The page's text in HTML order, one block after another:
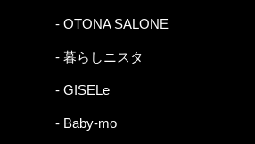
- OTONA SALONE
- 暮らしニスタ
- GISELe
- Baby-mo